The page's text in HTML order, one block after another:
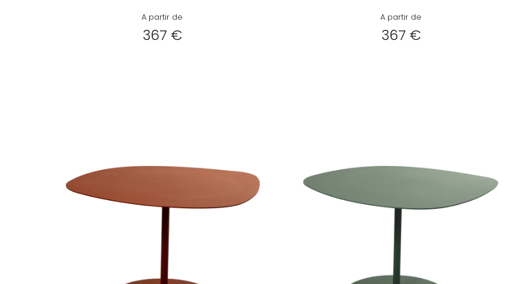
A partir de
367 €
A partir de
367 €